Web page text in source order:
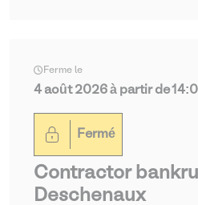
Ferme le
4 août 2026 à partir de
Fermé
Contractor
Deschenaux